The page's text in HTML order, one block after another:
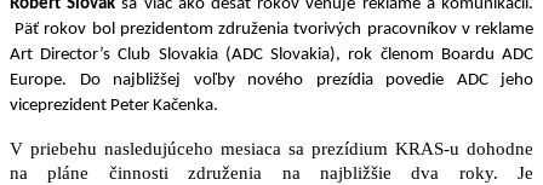
Róbert Slovák sa viac ako desať rokov venuje reklame a komunikácii.
Päť rokov bol prezidentom združenia tvorivých pracovníkov v reklame
Art Director’s Club Slovakia (ADC Slovakia), rok členom Boardu ADC
Europe. Do najbližšej voľby nového prezídia povedie ADC jeho
viceprezident Peter Kačenka.
V priebehu nasledujúceho mesiaca sa prezídium KRAS-u dohodne
na pláne činnosti združenia na najbližšie dva roky. Je